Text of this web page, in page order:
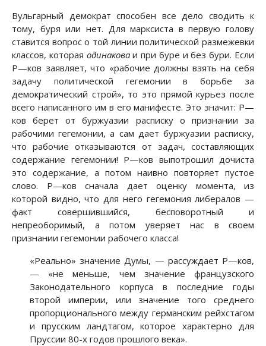
Вульгарный демократ способен все дело сводить к
тому, буря или нет. Для марксиста в первую голову
ставится вопрос о той линии политической размежевки
классов, которая одинаковаи при буре и без бури. Если
Ρ—ков заявляет, что «рабочие должны взять на себя
задачу политической гегемонии в борьбе за
демократический строй», то это прямой курьез после
всего написанного им в его манифесте. Это значит: Ρ—
ков берет от буржуазии расписку о признании за
рабочими гегемонии, а сам дает буржуазии расписку,
что рабочие отказываются от задач, составляющих
содержание гегемонии! Ρ—ков выпотрошил дочиста
это содержание, а потом наивно повторяет пустое
слово. Ρ—ков сначала дает оценку момента, из
которой видно, что для него гегемония либералов —
факт совершившийся, бесповоротный и
непреоборимый, а потом уверяет нас в своем
признании гегемонии рабочего класса!
«Реально» значение Думы, — рассуждает Ρ—ков,
— «не меньше, чем значение французского
Законодательного корпуса в последние годы
второй империи, или значение того среднего
пропорционального между германским рейхстагом
и прусским ландтагом, которое характерно для
Пруссии 80-х годов прошлого века».